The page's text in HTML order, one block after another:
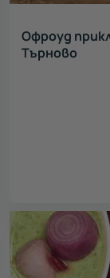
Офроуд
Търново